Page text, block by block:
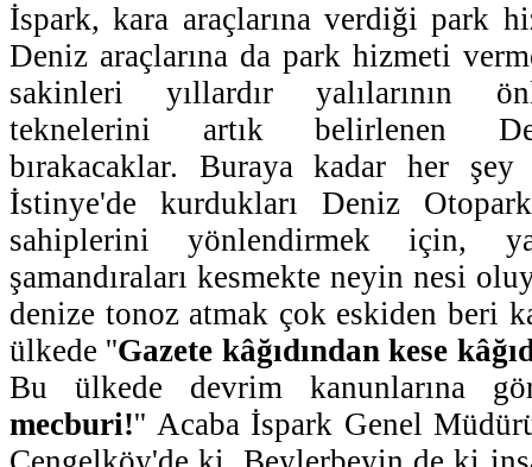
İspark, kara araçlarına verdiği park
Deniz araçlarına da park hizmeti
sakinleri yıllardır yalılarının
teknelerini artık belirlenen
bırakacaklar. Buraya kadar her
İstinye'de kurdukları Deniz
sahiplerini yönlendirmek için,
şamandıraları kesmekte neyin nesi
denize tonoz atmak çok eskiden beri
ülkede ''Gazete kâğıdından kese
Bu ülkede devrim kanunlarına
mecburi!'' Acaba İspark Genel